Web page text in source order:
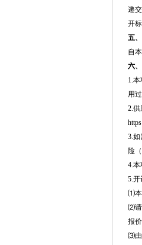
递
开
五
自
六
1.
用
2.
3.如
险
4.本
5.
⑴本
⑵请
报
⑶由